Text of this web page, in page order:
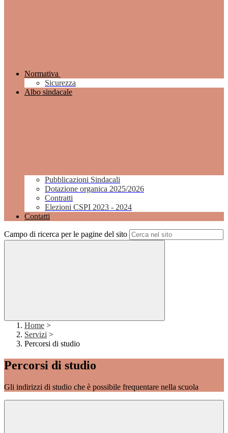
Normativa
Sicurezza
Albo sindacale
Pubblicazioni Sindacali
Dotazione organica 2025/2026
Contratti
Elezioni CSPI 2023 - 2024
Contatti
Campo di ricerca per le pagine del sito
Home >
Servizi >
Percorsi di studio
Percorsi di studio
Gli indirizzi di studio che è possibile frequentare nella scuola